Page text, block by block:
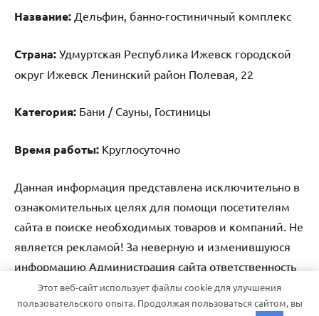
Название: Дельфин, банно-гостиничный комплекс
Страна: Удмуртская Республика Ижевск городской
округ Ижевск Ленинский район Полевая, 22
Категория: Бани / Сауны, Гостиницы
Время работы: Круглосуточно
Данная информация представлена исключительно в
ознакомительных целях для помощи посетителям
сайта в поиске необходимых товаров и компаний. Не
является рекламой! За неверную и изменившуюся
информацию Администрация сайта ответственность
не несет.
Этот веб-сайт использует файлы cookie для улучшения
пользовательского опыта. Продолжая пользоваться сайтом, вы